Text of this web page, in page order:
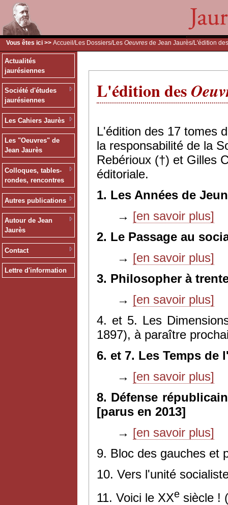
Vous êtes ici >> Accueil /Les Dossiers/Les Oeuvres de Jean Jaurès/L'édition
Actualités
jaurésiennes
Société d'études
jaurésiennes
Les Cahiers Jaurès
Les "Oeuvres" de
Jean Jaurès
Colloques, tables-
rondes, rencontres
Autres publications
Autour de Jean
Jaurès
Contact
Lettre d'information
L'édition des
L'édition des 17 tomes
la responsabilité de la
Rebérioux (†) et Gilles
éditoriale.
1. Les Années de
→ [en savoir plus]
2. Le Passage au
→ [en savoir plus]
3. Philosopher à
→ [en savoir plus]
4. et 5. Les
1897), à paraître
6. et 7. Les Temps de
→ [en savoir plus]
8. Défense
[parus en 2013]
→ [en savoir plus]
9. Bloc des gauches et
10. Vers l'unité
11. Voici le XXe siècle !